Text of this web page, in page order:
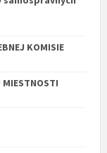
KOMISIE
MIESTNOSTI